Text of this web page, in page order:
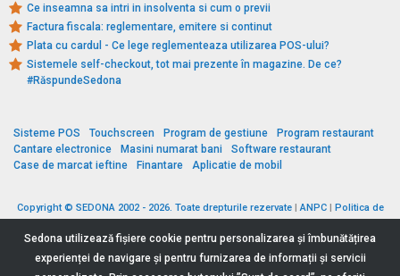
Ce inseamna sa intri in insolventa si cum o previi
Factura fiscala: reglementare, emitere si continut
Plata cu cardul - Ce lege reglementeaza utilizarea POS-ului?
Sistemele self-checkout, tot mai prezente în magazine. De ce?
#RăspundeSedona
Sisteme POS Touchscreen Program de gestiune
Program restaurant
Cantare electronice
Masini numarat bani
Software restaurant
Case de marcat ieftine
Finantare Aplicatie de mobil
Copyright © SEDONA 2002 - 2026. Toate drepturile rezervate|ANPC| Politica de
Sedona utilizează fişiere cookie pentru personalizarea și îmbunătățirea
experienței de navigare și pentru furnizarea de informații și servicii